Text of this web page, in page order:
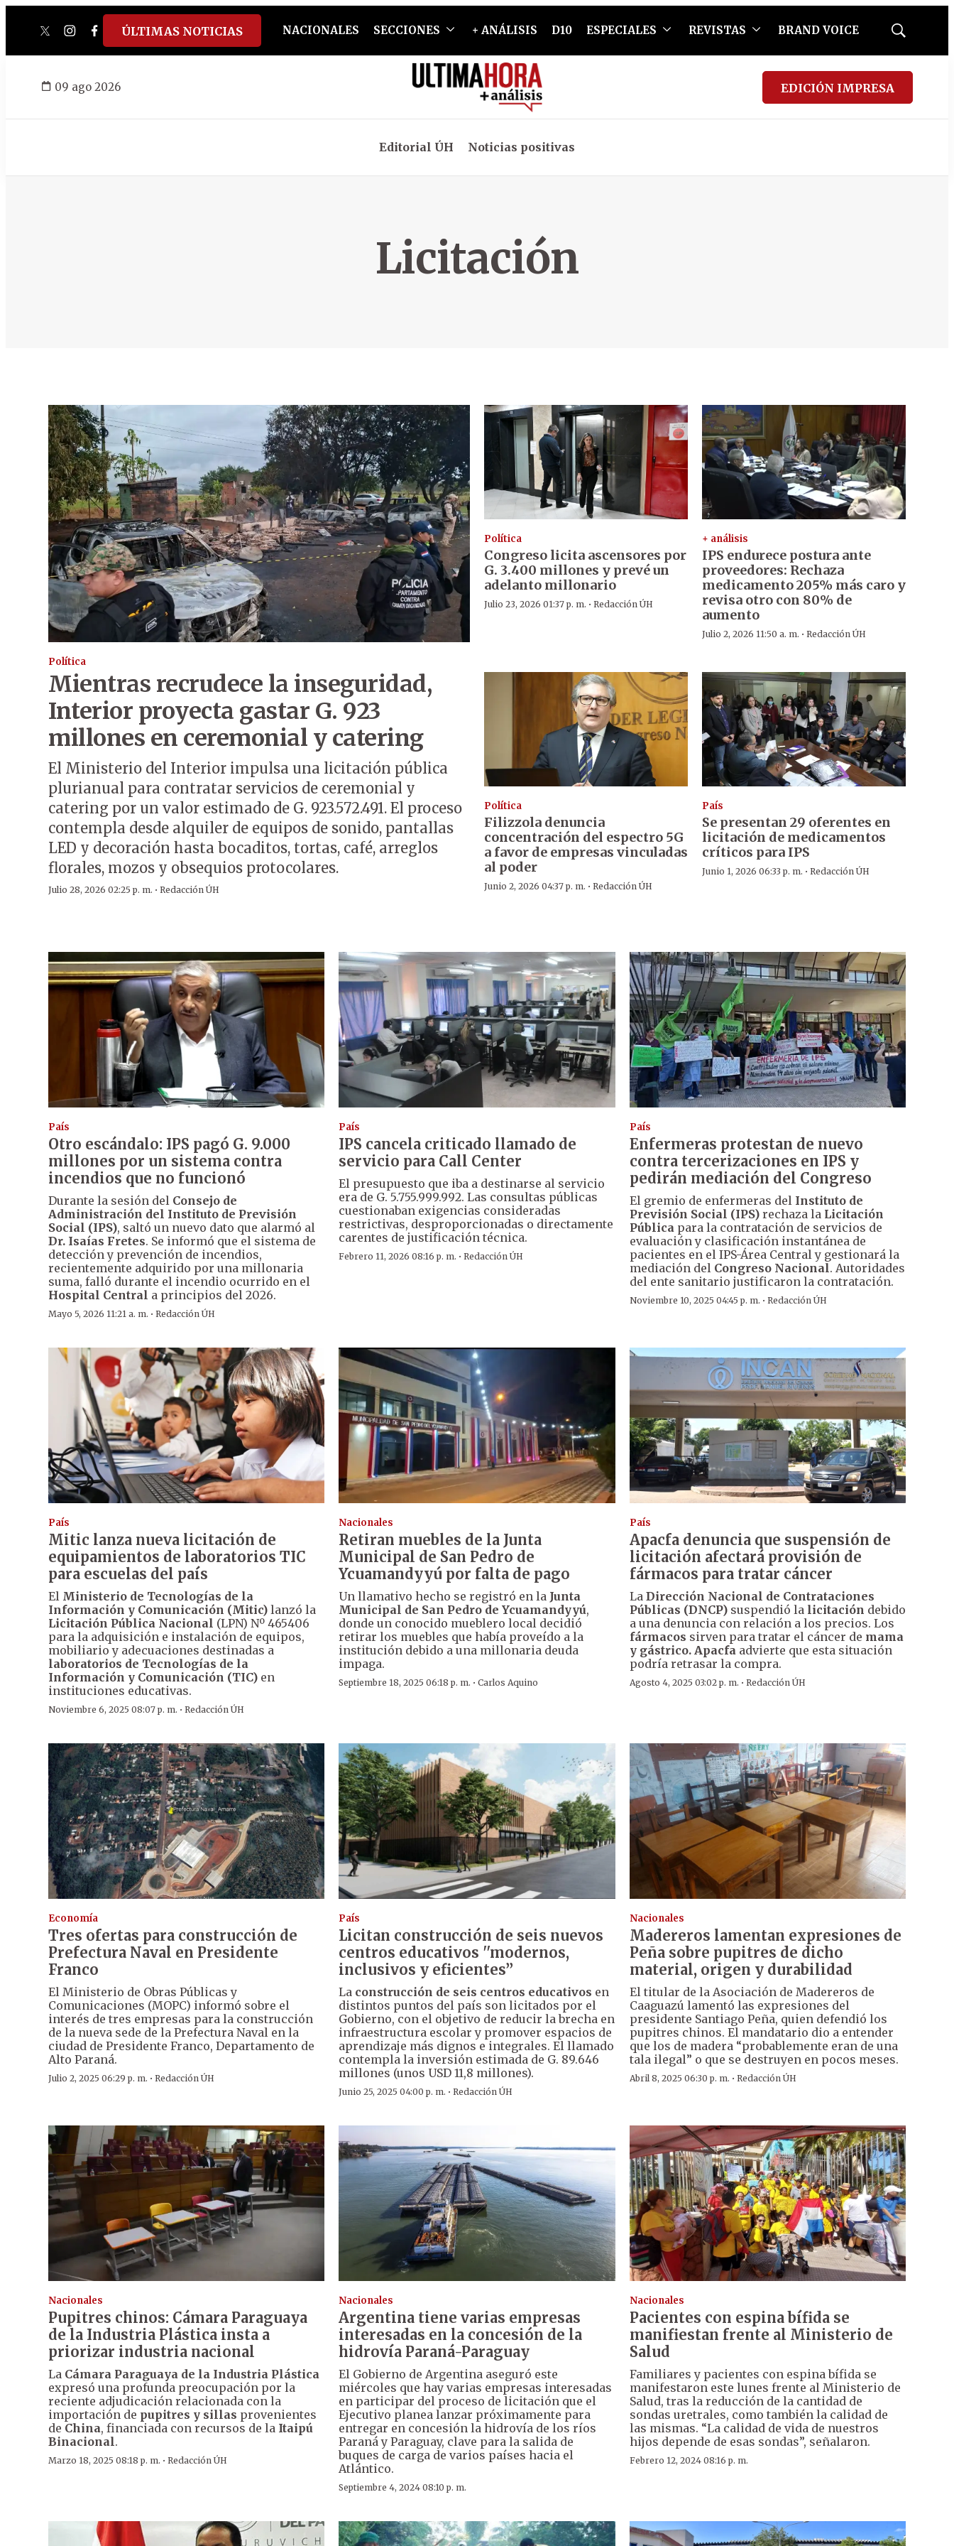
twitterinstagram
facebook
tiktokyoutube
spotify
ÚLTIMAS NOTICIAS NACIONALES SECCIONES + ANÁLISIS D10 ESPECIALES REVISTAS BRAND VOICE
Mostrar
09 ago 2026 EDICIÓN IMPRESA
Editorial ÚH Noticias positivas
Licitación
Política
Mientras recrudece la inseguridad,
Interior proyecta gastar G. 923
millones en ceremonial y catering
El Ministerio del Interior impulsa una licitación pública
plurianual para contratar servicios de ceremonial y
catering por un valor estimado de G. 923.572.491. El proceso
contempla desde alquiler de equipos de sonido, pantallas
LED y decoración hasta bocaditos, tortas, café, arreglos
florales, mozos y obsequios protocolares.
Julio 28, 2026 02:25 p. m. · Redacción ÚH
Política
Congreso licita ascensores por
G. 3.400 millones y prevé un
adelanto millonario
Julio 23, 2026 01:37 p. m. · Redacción ÚH
+ análisis
IPS endurece postura ante
proveedores: Rechaza
medicamento 205% más caro y
revisa otro con 80% de
aumento
Julio 2, 2026 11:50 a. m. · Redacción ÚH
Política
Filizzola denuncia
concentración del espectro 5G
a favor de empresas vinculadas
al poder
Junio 2, 2026 04:37 p. m. · Redacción ÚH
País
Se presentan 29 oferentes en
licitación de medicamentos
críticos para IPS
Junio 1, 2026 06:33 p. m. · Redacción ÚH
País
Otro escándalo: IPS pagó G. 9.000
millones por un sistema contra
incendios que no funcionó
Durante la sesión del Consejo de
Administración del Instituto de Previsión
Social (IPS), saltó un nuevo dato que alarmó al
Dr. Isaías Fretes. Se informó que el sistema de
detección y prevención de incendios,
recientemente adquirido por una millonaria
suma, falló durante el incendio ocurrido en el
Hospital Central a principios del 2026.
Mayo 5, 2026 11:21 a. m. · Redacción ÚH
País
IPS cancela criticado llamado de
servicio para Call Center
El presupuesto que iba a destinarse al servicio
era de G. 5.755.999.992. Las consultas públicas
cuestionaban exigencias consideradas
restrictivas, desproporcionadas o directamente
carentes de justificación técnica.
Febrero 11, 2026 08:16 p. m. ·Redacción ÚH
País
Enfermeras protestan de nuevo
contra tercerizaciones en IPS y
pedirán mediación del Congreso
El gremio de enfermeras del Instituto de
Previsión Social (IPS)rechaza la Licitación
Públicapara la contratación de servicios de
evaluación y clasificación instantánea de
pacientes en el IPS-Área Central y gestionará la
mediación del Congreso Nacional. Autoridades
del ente sanitario justificaron la contratación.
Noviembre 10, 2025 04:45 p. m. · Redacción ÚH
País
Mitic lanza nueva licitación de
equipamientos de laboratorios TIC
para escuelas del país
El Ministerio de Tecnologías de la
Información y Comunicación (Mitic) lanzó la
Licitación Pública Nacional (LPN) Nº 465406
para la adquisición e instalación de equipos,
mobiliario y adecuaciones destinadas a
laboratorios de Tecnologías de la
Información y Comunicación (TIC) en
instituciones educativas.
Noviembre 6, 2025 08:07 p. m. · Redacción ÚH
Nacionales
Retiran muebles de la Junta
Municipal de San Pedro de
Ycuamandyyú por falta de pago
Un llamativo hecho se registró en la Junta
Municipal de San Pedro de Ycuamandyyú,
donde un conocido mueblero local decidió
retirar los muebles que había proveído a la
institución debido a una millonaria deuda
impaga.
Septiembre 18, 2025 06:18 p. m. ·Carlos Aquino
País
Apacfa denuncia que suspensión de
licitación afectará provisión de
fármacos para tratar cáncer
La Dirección Nacional de Contrataciones
Públicas (DNCP)suspendió la licitación debido
a una denuncia con relación a los precios. Los
fármacos sirven para tratar el cáncer de mama
y gástrico. Apacfa advierte que esta situación
podría retrasar la compra.
Agosto 4, 2025 03:02 p. m. · Redacción ÚH
Economía
Tres ofertas para construcción de
Prefectura Naval en Presidente
Franco
El Ministerio de Obras Públicas y
Comunicaciones (MOPC) informó sobre el
interés de tres empresas para la construcción
de la nueva sede de la Prefectura Naval en la
ciudad de Presidente Franco, Departamento de
Alto Paraná.
Julio 2, 2025 06:29 p. m. · Redacción ÚH
País
Licitan construcción de seis nuevos
centros educativos ''modernos,
inclusivos y eficientes’’
La construcción de seis centros educativos en
distintos puntos del país son licitados por el
Gobierno, con el objetivo de reducir la brecha en
infraestructura escolar y promover espacios de
aprendizaje más dignos e integrales. El llamado
contempla la inversión estimada de G. 89.646
millones (unos USD 11,8 millones).
Junio 25, 2025 04:00 p. m. ·Redacción ÚH
Nacionales
Madereros lamentan expresiones de
Peña sobre pupitres de dicho
material, origen y durabilidad
El titular de la Asociación de Madereros de
Caaguazú lamentó las expresiones del
presidente Santiago Peña, quien defendió los
pupitres chinos. El mandatario dio a entender
que los de madera “probablemente eran de una
tala ilegal” o que se destruyen en pocos meses.
Abril 8, 2025 06:30 p. m. · Redacción ÚH
Nacionales
Pupitres chinos: Cámara Paraguaya
de la Industria Plástica insta a
priorizar industria nacional
La Cámara Paraguaya de la Industria Plástica
expresó una profunda preocupación por la
reciente adjudicación relacionada con la
importación de pupitres y sillas provenientes
de China, financiada con recursos de la Itaipú
Binacional.
Marzo 18, 2025 08:18 p. m. · Redacción ÚH
Nacionales
Argentina tiene varias empresas
interesadas en la concesión de la
hidrovía Paraná-Paraguay
El Gobierno de Argentina aseguró este
miércoles que hay varias empresas interesadas
en participar del proceso de licitación que el
Ejecutivo planea lanzar próximamente para
entregar en concesión la hidrovía de los ríos
Paraná y Paraguay, clave para la salida de
buques de carga de varios países hacia el
Atlántico.
Septiembre 4, 2024 08:10 p. m.
Nacionales
Pacientes con espina bífida se
manifiestan frente al Ministerio de
Salud
Familiares y pacientes con espina bífida se
manifestaron este lunes frente al Ministerio de
Salud, tras la reducción de la cantidad de
sondas uretrales, como también la calidad de
las mismas. “La calidad de vida de nuestros
hijos depende de esas sondas”, señalaron.
Febrero 12, 2024 08:16 p. m.